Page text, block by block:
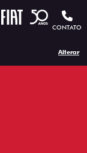
CONTATO
Alterar